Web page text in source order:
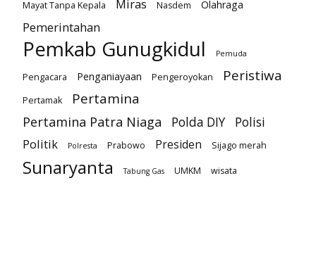
Mayat Tanpa Kepala
Miras Nasdem Olahraga
Pemerintahan
Pemkab Gunugkidul Pemuda
Pengacara Penganiayaan Pengeroyokan Peristiwa
Pertamak Pertamina
Pertamina Patra Niaga Polda DIY
Polisi
Politik
Polresta Prabowo Presiden Sijago merah
Sunaryanta Tabung Gas UMKM wisata